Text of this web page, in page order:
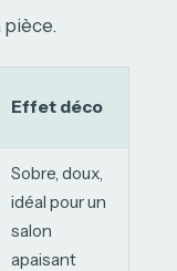
pièce.
Effet déco
Sobre, doux,
idéal pour un
salon
apaisant